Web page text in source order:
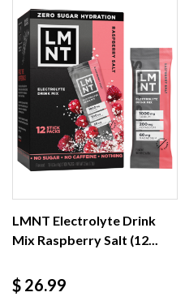
LMNT Electrolyte Drink
Mix Raspberry Salt (12...
Precio
$ 26.99